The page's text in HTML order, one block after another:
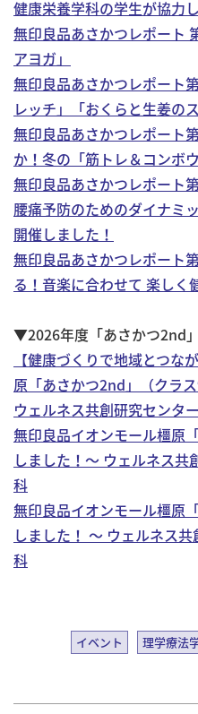
健康栄養学科の学生が協力し
無印良品あさかつレポート
アヨガ」
無印良品あさかつレポート
レッチ」「おくらと生姜の
無印良品あさかつレポー
か！冬の「筋トレ＆コンボ
無印良品あさかつレポート
腰痛予防のためのダイナミ
開催しました！
無印良品あさかつレポート
る！音楽に合わせて 楽しく
▼2026年度「あさかつ2nd
【健康づくりで地域とつな
原「あさかつ2nd」（クラ
ウェルネス共創研究センタ
無印良品イオンモール橿原
しました！～ ウェルネス共
科
無印良品イオンモール橿原
しました！ 〜 ウェルネス
科
イベント 理学療法